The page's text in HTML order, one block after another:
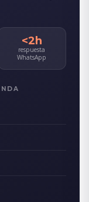
<2h
respuesta
WhatsApp